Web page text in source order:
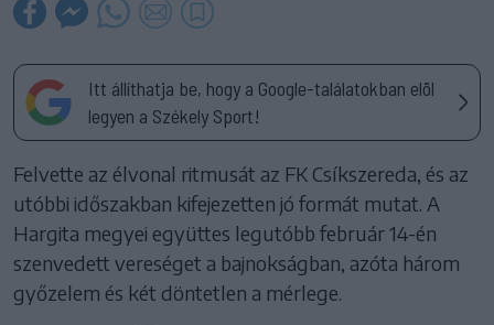
Itt állíthatja be, hogy a Google-találatokban elöl
legyen a Székely Sport!
Felvette az élvonal ritmusát az FK Csíkszereda, és az
utóbbi időszakban kifejezetten jó formát mutat. A
Hargita megyei együttes legutóbb február 14-én
szenvedett vereséget a bajnokságban, azóta három
győzelem és két döntetlen a mérlege.